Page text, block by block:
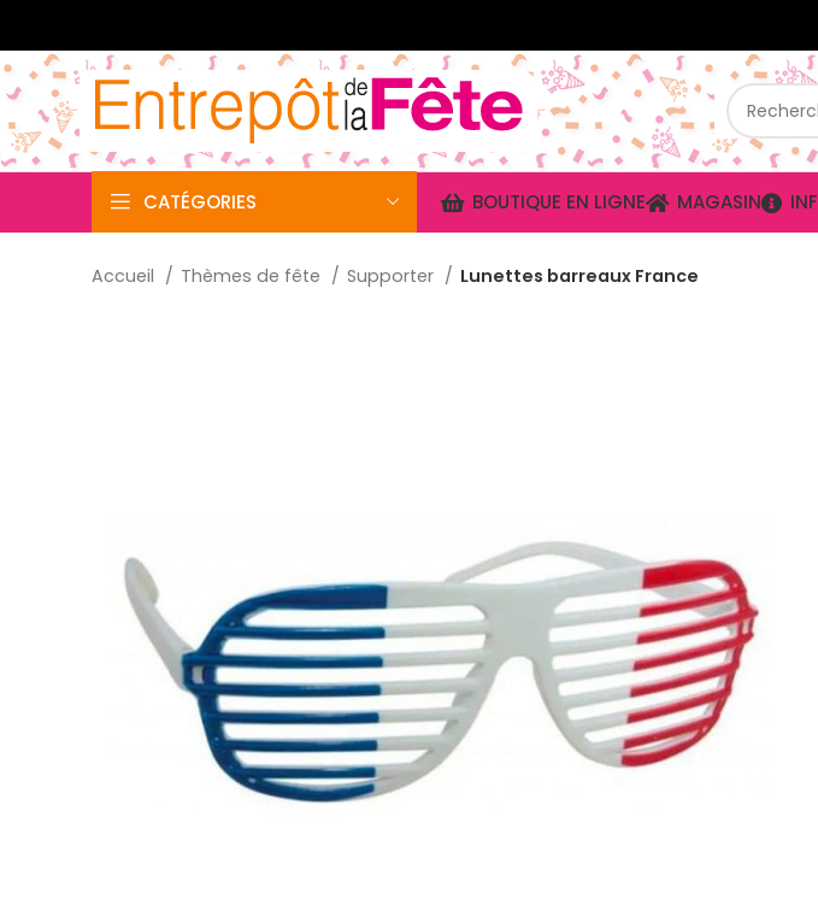
CATÉGORIES BOUTIQUE EN LIGNE MAGASIN
Accueil Thèmes de fête Supporter Lunettes barreaux France